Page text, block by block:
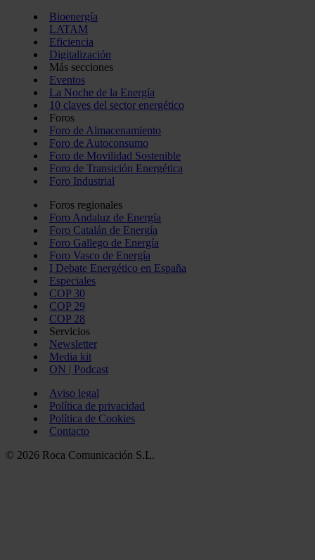
Bioenergía
LATAM
Eficiencia
Digitalización
Más secciones
Eventos
La Noche de la Energía
10 claves del sector energético
Foros
Foro de Almacenamiento
Foro de Autoconsumo
Foro de Movilidad Sostenible
Foro de Transición Energética
Foro Industrial
Foros regionales
Foro Andaluz de Energía
Foro Catalán de Energía
Foro Gallego de Energía
Foro Vasco de Energía
I Debate Energético en España
Especiales
COP 30
COP 29
COP 28
Servicios
Newsletter
Media kit
ON | Podcast
Aviso legal
Política de privacidad
Política de Cookies
Contacto
© 2026 Roca Comunicación S.L.